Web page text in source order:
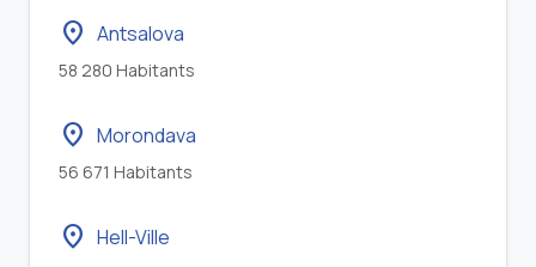
location_on Antsalova
58 280 Habitants
location_on Morondava
56 671 Habitants
location_on Hell-Ville